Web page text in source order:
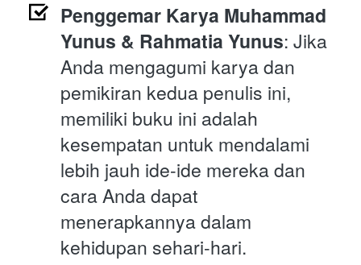
Penggemar Karya Muhammad
Yunus & Rahmatia Yunus: Jika
Anda mengagumi karya dan
pemikiran kedua penulis ini,
memiliki buku ini adalah
kesempatan untuk mendalami
lebih jauh ide-ide mereka dan
cara Anda dapat
menerapkannya dalam
kehidupan sehari-hari.